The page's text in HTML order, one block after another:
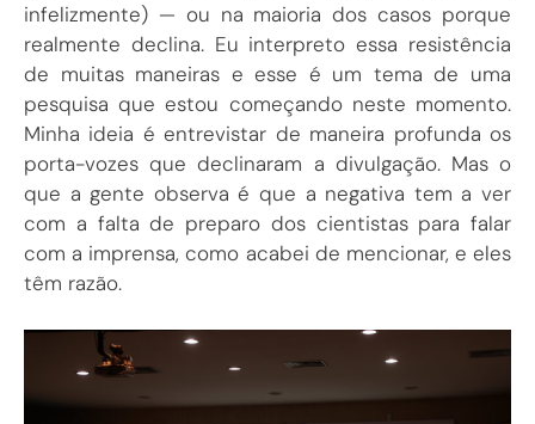
infelizmente) — ou na maioria dos casos porque
realmente declina. Eu interpreto essa resistência
de muitas maneiras e esse é um tema de uma
pesquisa que estou começando neste momento.
Minha ideia é entrevistar de maneira profunda os
porta-vozes que declinaram a divulgação. Mas o
que a gente observa é que a negativa tem a ver
com a falta de preparo dos cientistas para falar
com a imprensa, como acabei de mencionar, e eles
têm razão.